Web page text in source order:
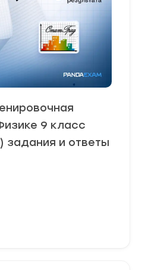
9 класс
задания и ответы